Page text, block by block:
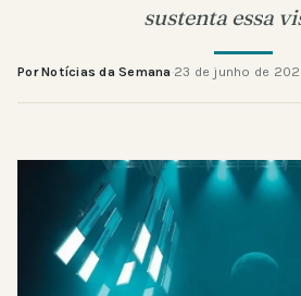
sustenta essa
Por Notícias da Semana·23 de junho de